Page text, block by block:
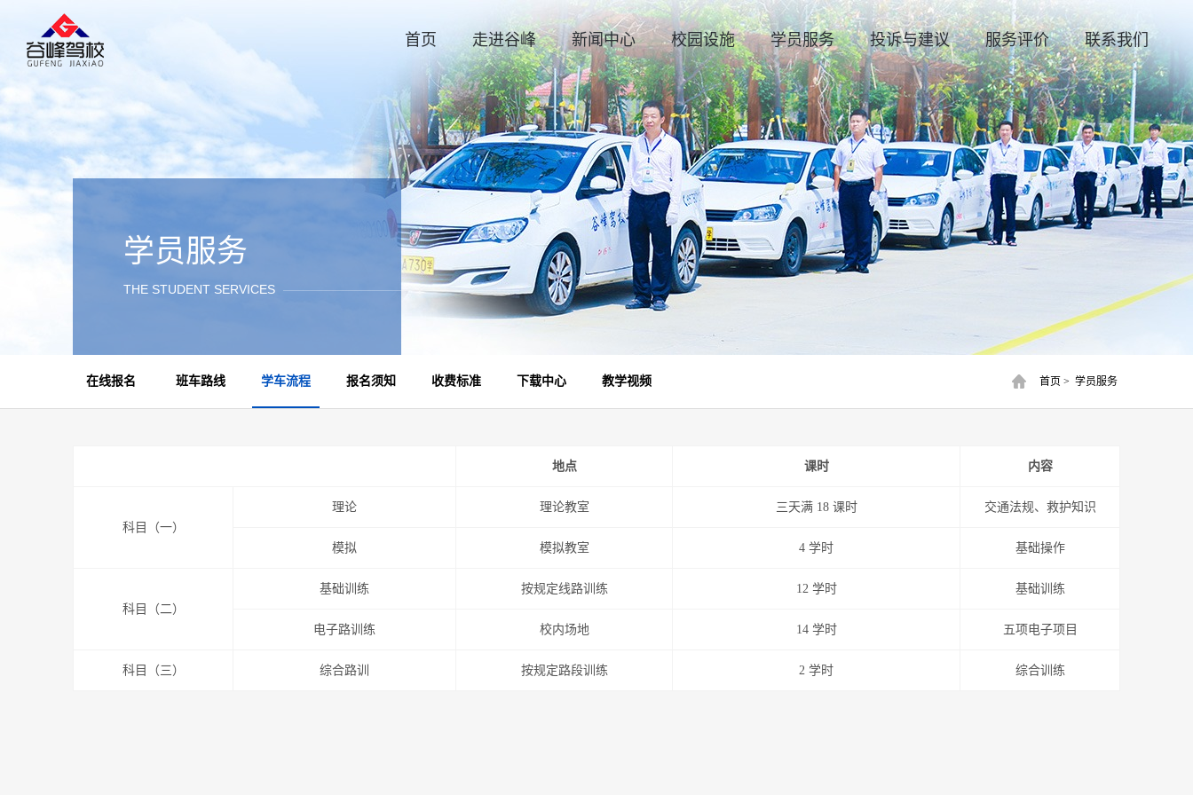
首页 走进谷峰 新闻中心 校园设施 学员服务 投诉与建议 服务评价 联系我们
学员服务
THE STUDENT SERVICES
首页 > 学员服务
在线报名 班车路线 学车流程 报名须知 收费标准 下载中心 教学视频
地点 课时 内容
科目（一）
理论 理论教室 三天满 18 课时 交通法规、救护知识
模拟 模拟教室 4 学时 基础操作
科目（二）
基础训练 按规定线路训练 12 学时 基础训练
电子路训练 校内场地 14 学时 五项电子项目
科目（三） 综合路训 按规定路段训练 2 学时 综合训练